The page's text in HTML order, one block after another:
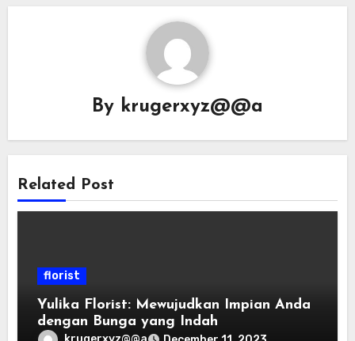
By krugerxyz@@a
Related Post
florist
Yulika Florist: Mewujudkan Impian Anda
dengan Bunga yang Indah